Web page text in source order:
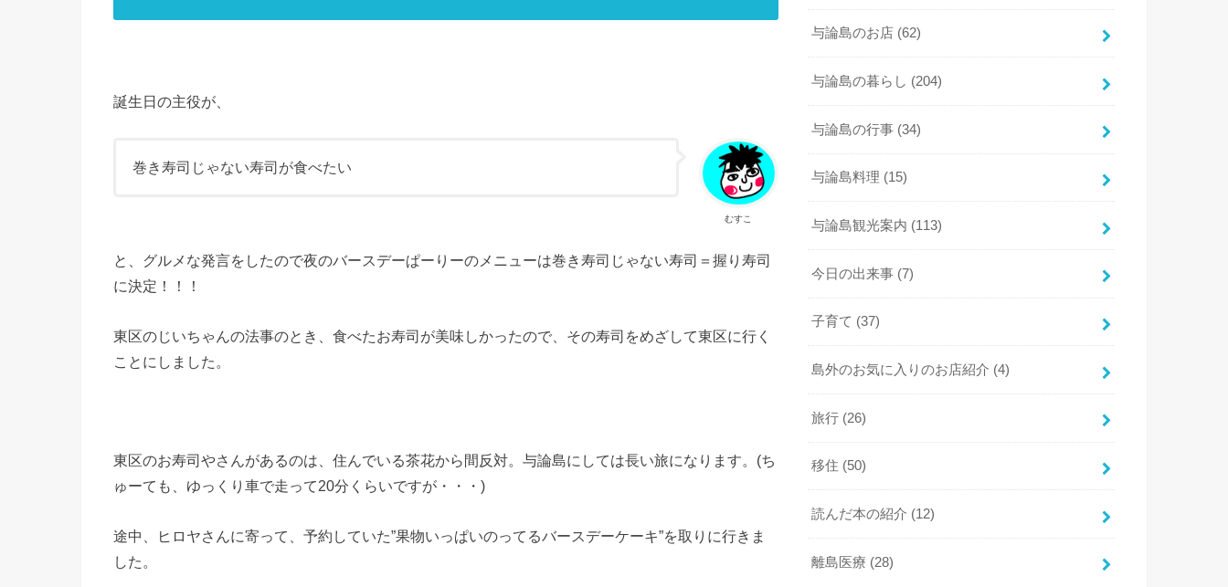
誕生日の主役が、
むすこ
巻き寿司じゃない寿司が食べたい
と、グルメな発言をしたので夜のバースデーぱーりーのメニューは巻き寿司じゃない寿司＝握り寿司
に決定！！！
東区のじいちゃんの法事のとき、食べたお寿司が美味しかったので、その寿司をめざして東区に行く
ことにしました。
東区のお寿司やさんがあるのは、住んでいる茶花から間反対。与論島にしては長い旅になります。(ち
ゅーても、ゆっくり車で走って20分くらいですが・・・)
途中、ヒロヤさんに寄って、予約していた”果物いっぱいのってるバースデーケーキ”を取りに行きま
した。
与論島のお店 (62)
与論島の暮らし (204)
与論島の行事 (34)
与論島料理 (15)
与論島観光案内 (113)
今日の出来事 (7)
子育て (37)
島外のお気に入りのお店紹介 (4)
旅行 (26)
移住 (50)
読んだ本の紹介 (12)
離島医療 (28)